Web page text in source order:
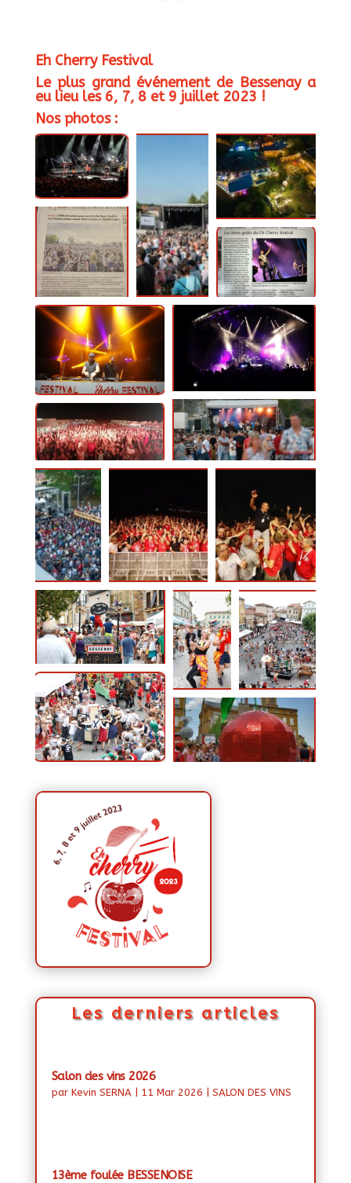
Eh Cherry Festival
Le plus grand événement de Bessenay a
eu lieu les 6, 7, 8 et 9 juillet 2023 !
Nos photos :
Les derniers articles
Salon des vins 2026
par Kevin SERNA| 11 Mar 2026 SALON DES VINS
13ème foulée BESSENOISE